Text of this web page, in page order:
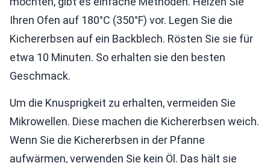
Ihren Ofen auf 180°C (350°F) vor. Legen Sie die
Kichererbsen auf ein Backblech. Rösten Sie sie für
etwa 10 Minuten. So erhalten sie den besten
Geschmack.
Um die Knusprigkeit zu erhalten, vermeiden Sie
Mikrowellen. Diese machen die Kichererbsen weich.
Wenn Sie die Kichererbsen in der Pfanne
aufwärmen, verwenden Sie kein Öl. Das hält sie